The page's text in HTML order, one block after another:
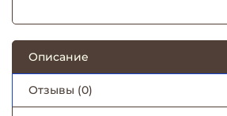
Описание
Отзывы (0)